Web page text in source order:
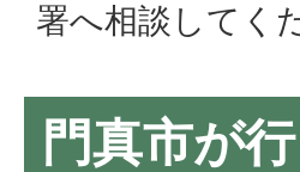
署へ相談してく
門真市が